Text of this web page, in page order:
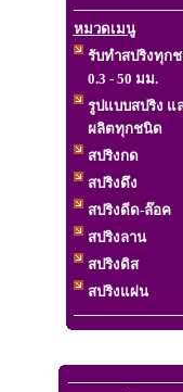
หมวดเมนู
รับทำสปริงทุก
0.3 - 50 มม.
รูปแบบสปริง แ
ผลิตทุกชนิด
สปริงกด
สปริงดึง
สปริงดีด-ล๊อค
สปริงลาน
สปริงดิส
สปริงแผ่น